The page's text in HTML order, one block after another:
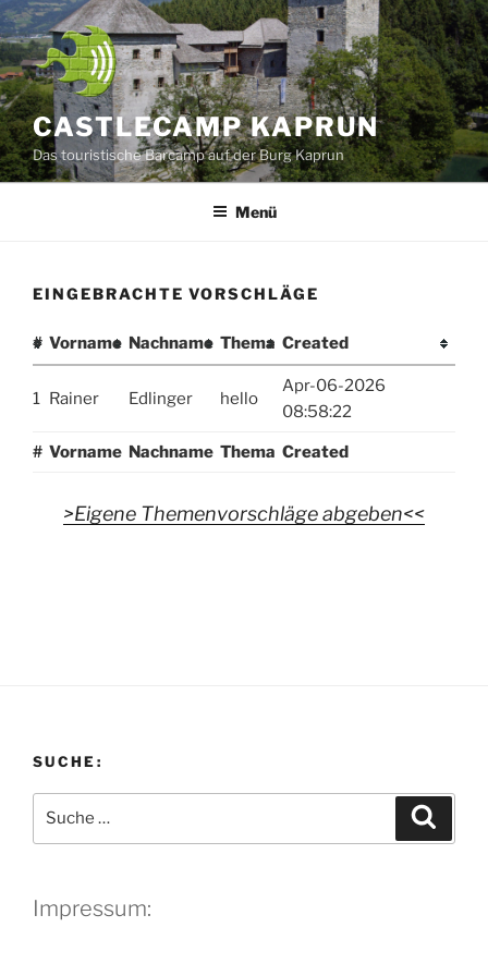
Zum
Inhalt
springen
CASTLECAMP KAPRUN
Das touristische Barcamp auf der Burg Kaprun
Menü
EINGEBRACHTE VORSCHLÄGE
# Vorname Nachname Thema Created
# Vorname Nachname Thema Created
1 Rainer Edlinger hello
Apr-06-2026
08:58:22
>Eigene Themenvorschläge abgeben<<
SUCHE:
nach:
Impressum: